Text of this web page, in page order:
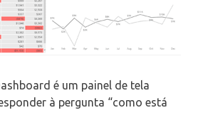
é um painel de tela
à pergunta “como está